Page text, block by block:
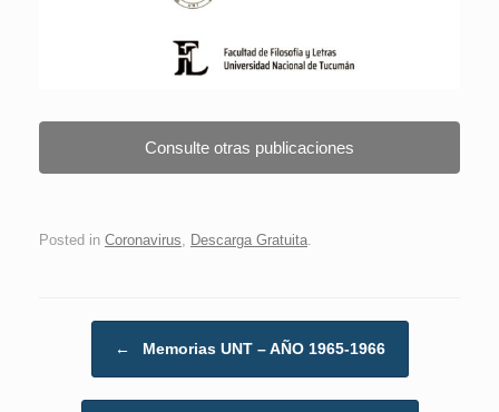
Consulte otras publicaciones
Posted in Coronavirus Descarga Gratuita
← Memorias UNT – AÑO 1965-1966